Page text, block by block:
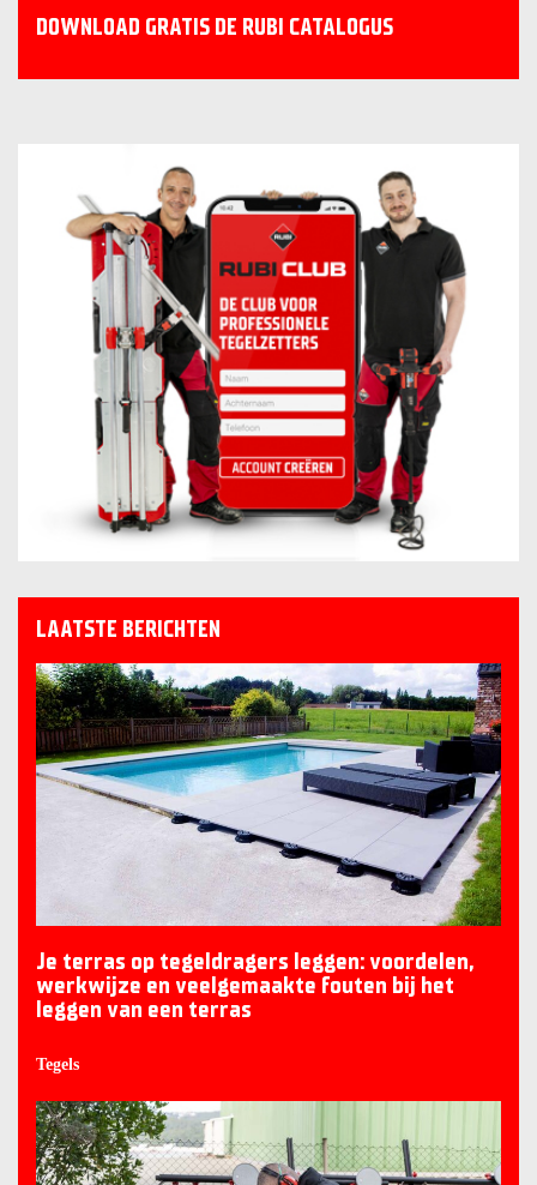
DOWNLOAD GRATIS DE RUBI CATALOGUS
LAATSTE BERICHTEN
Je terras op tegeldragers leggen: voordelen,
werkwijze en veelgemaakte fouten bij het
leggen van een terras
Tegels